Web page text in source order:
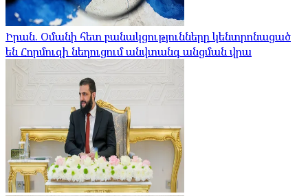
Իրան. Օմանի հետ բանակցությունները կենտրոնացած
են Հորմուզի նեղուցում անվտանգ անցման վրա